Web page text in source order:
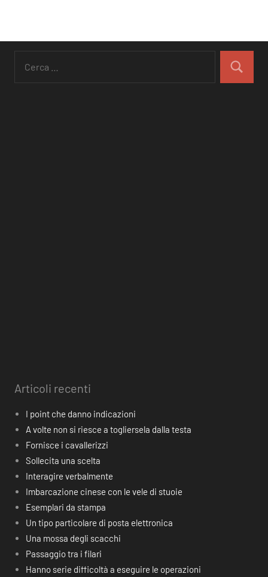
Articoli recenti
I point che danno indicazioni
A volte non si riesce a togliersela dalla testa
Fornisce i cavallerizzi
Sollecita una scelta
Interagire verbalmente
Imbarcazione cinese con le vele di stuoie
Esemplari da stampa
Un tipo particolare di posta elettronica
Una mossa degli scacchi
Passaggio tra i filari
Hanno serie difficoltà a eseguire le operazioni